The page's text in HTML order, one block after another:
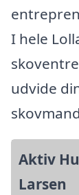
I hele
udvide
Aktiv
Larsen